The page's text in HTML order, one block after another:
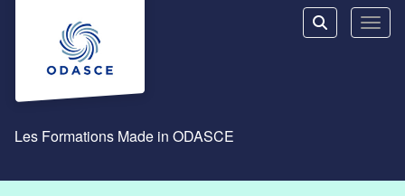
Aller au menu principal
Aller au contenu principal
Personnaliser l'interface
Rechercher
Les Formations Made in ODASCE